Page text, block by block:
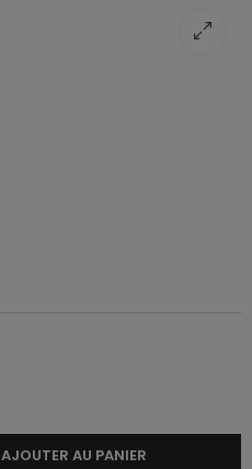
AJOUTER AU PANIER